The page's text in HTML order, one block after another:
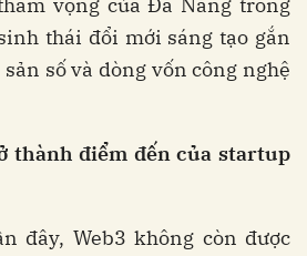
thái đổi mới sáng tạo gắn
số và dòng vốn công nghệ
thành điểm đến của startup
đây, Web3 không còn được